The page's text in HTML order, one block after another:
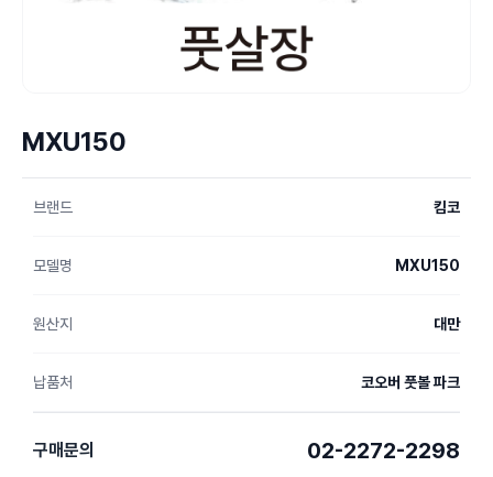
MXU150
브랜드 킴코
모델명 MXU150
원산지 대만
납품처 코오버 풋볼 파크
구매문의 02-2272-2298